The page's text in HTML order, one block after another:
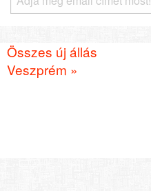
Összes új állás
Veszprém »